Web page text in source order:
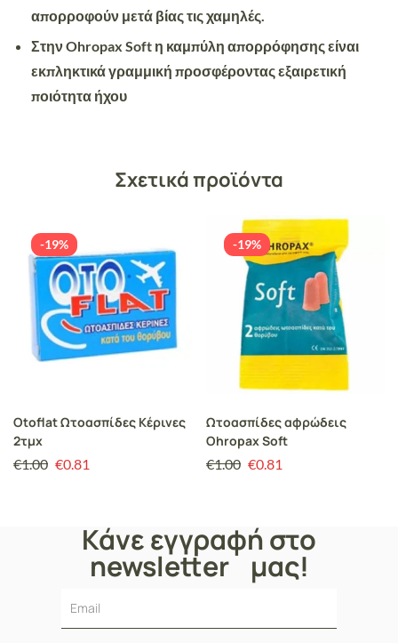
απορροφούν μετά βίας τις χαμηλές.
Στην Ohropax Soft η καμπύλη απορρόφησης είναι
εκπληκτικά γραμμική προσφέροντας εξαιρετική
ποιότητα ήχου
Σχετικά προϊόντα
-19%
Otoflat Ωτοασπίδες Κέρινες
2τμχ
€1.00 €0.81
-19%
Ωτοασπίδες αφρώδεις
Ohropax Soft
€1.00 €0.81
Κάνε εγγραφή στο
newsletter μας!